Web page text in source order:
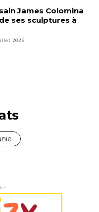
James Colomina
ses sculptures à
2026
-